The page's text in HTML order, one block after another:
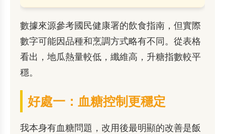
數據來源參考國民健康署的飲食指南，但實際
數字可能因品種和烹調方式略有不同。從表格
看出，地瓜熱量較低，纖維高，升糖指數較平
穩。
好處一：血糖控制更穩定
我本身有血糖問題，改用後最明顯的改善是飯